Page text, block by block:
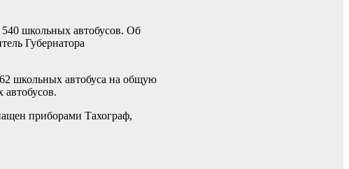
школьных автобусов. Об
Губернатора
школьных автобуса на общую
приборами Тахограф,